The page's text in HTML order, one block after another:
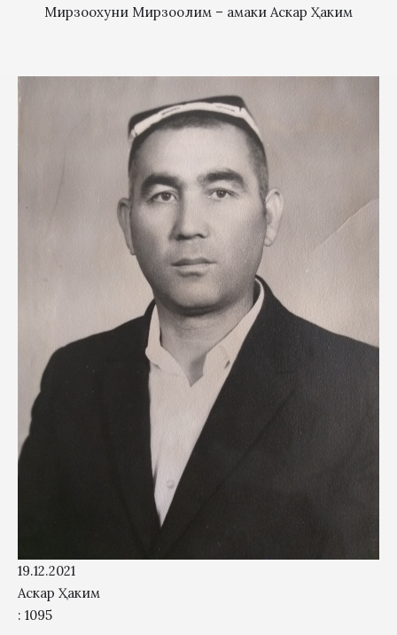
Мирзоохуни Мирзоолим – амаки Аскар Ҳаким
19.12.2021
Аскар Ҳаким
: 1095